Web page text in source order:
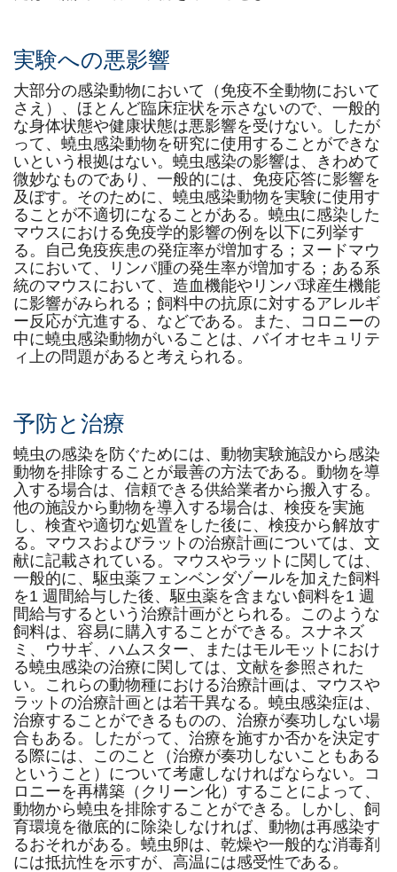
実験への悪影響
大部分の感染動物において（免疫不全動物において
さえ）、ほとんど臨床症状を示さないので、一般的
な身体状態や健康状態は悪影響を受けない。したが
って、蟯虫感染動物を研究に使用することができな
いという根拠はない。蟯虫感染の影響は、きわめて
微妙なものであり、一般的には、免疫応答に影響を
及ぼす。そのために、蟯虫感染動物を実験に使用す
ることが不適切になることがある。蟯虫に感染した
マウスにおける免疫学的影響の例を以下に列挙す
る。自己免疫疾患の発症率が増加する；ヌードマウ
スにおいて、リンパ腫の発生率が増加する；ある系
統のマウスにおいて、造血機能やリンパ球産生機能
に影響がみられる；飼料中の抗原に対するアレルギ
ー反応が亢進する、などである。また、コロニーの
中に蟯虫感染動物がいることは、バイオセキュリテ
ィ上の問題があると考えられる。
予防と治療
蟯虫の感染を防ぐためには、動物実験施設から感染
動物を排除することが最善の方法である。動物を導
入する場合は、信頼できる供給業者から搬入する。
他の施設から動物を導入する場合は、検疫を実施
し、検査や適切な処置をした後に、検疫から解放す
る。マウスおよびラットの治療計画については、文
献に記載されている。マウスやラットに関しては、
一般的に、駆虫薬フェンベンダゾールを加えた飼料
を1 週間給与した後、駆虫薬を含まない飼料を1 週
間給与するという治療計画がとられる。このような
飼料は、容易に購入することができる。スナネズ
ミ、ウサギ、ハムスター、またはモルモットにおけ
る蟯虫感染の治療に関しては、文献を参照された
い。これらの動物種における治療計画は、マウスや
ラットの治療計画とは若干異なる。蟯虫感染症は、
治療することができるものの、治療が奏功しない場
合もある。したがって、治療を施すか否かを決定す
る際には、このこと（治療が奏功しないこともある
ということ）について考慮しなければならない。コ
ロニーを再構築（クリーン化）することによって、
動物から蟯虫を排除することができる。しかし、飼
育環境を徹底的に除染しなければ、動物は再感染す
るおそれがある。蟯虫卵は、乾燥や一般的な消毒剤
には抵抗性を示すが、高温には感受性である。